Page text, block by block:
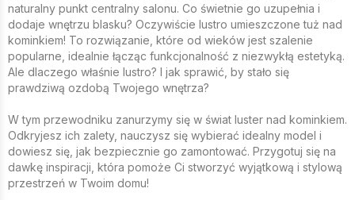
naturalny punkt centralny salonu. Co świetnie go uzupełnia i
dodaje wnętrzu blasku? Oczywiście lustro umieszczone tuż nad
kominkiem! To rozwiązanie, które od wieków jest szalenie
popularne, idealnie łącząc funkcjonalność z niezwykłą estetyką.
Ale dlaczego właśnie lustro? I jak sprawić, by stało się
prawdziwą ozdobą Twojego wnętrza?
W tym przewodniku zanurzymy się w świat luster nad kominkiem.
Odkryjesz ich zalety, nauczysz się wybierać idealny model i
dowiesz się, jak bezpiecznie go zamontować. Przygotuj się na
dawkę inspiracji, która pomoże Ci stworzyć wyjątkową i stylową
przestrzeń w Twoim domu!